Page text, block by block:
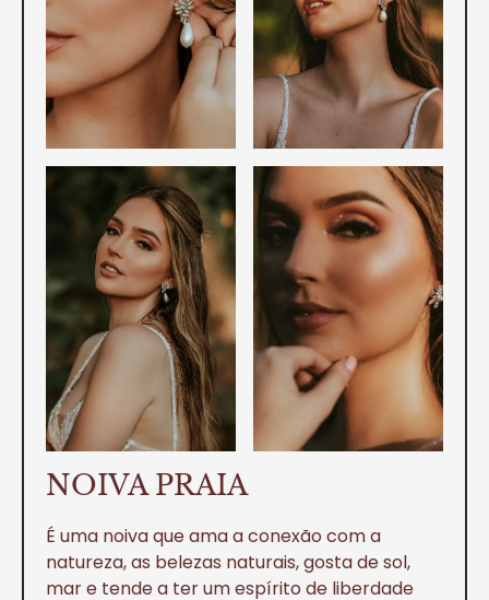
NOIVA PRAIA
É uma noiva que ama a conexão com a
natureza, as belezas naturais, gosta de sol,
mar e tende a ter um espírito de liberdade